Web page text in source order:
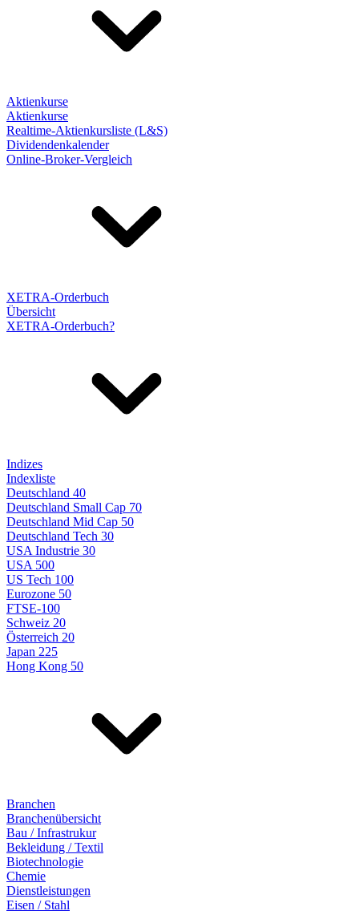
Aktienkurse
Aktienkurse
Realtime-Aktienkursliste (L&S)
Dividendenkalender
Online-Broker-Vergleich
XETRA-Orderbuch
Übersicht
XETRA-Orderbuch?
Indizes
Indexliste
Deutschland 40
Deutschland Small Cap 70
Deutschland Mid Cap 50
Deutschland Tech 30
USA Industrie 30
USA 500
US Tech 100
Eurozone 50
FTSE-100
Schweiz 20
Österreich 20
Japan 225
Hong Kong 50
Branchen
Branchenübersicht
Bau / Infrastrukur
Bekleidung / Textil
Biotechnologie
Chemie
Dienstleistungen
Eisen / Stahl